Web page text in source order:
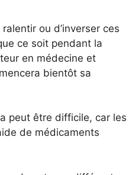
ou d’inverser ces
ce soit pendant la
en médecine et
bientôt sa
peut être difficile, car les
de médicaments